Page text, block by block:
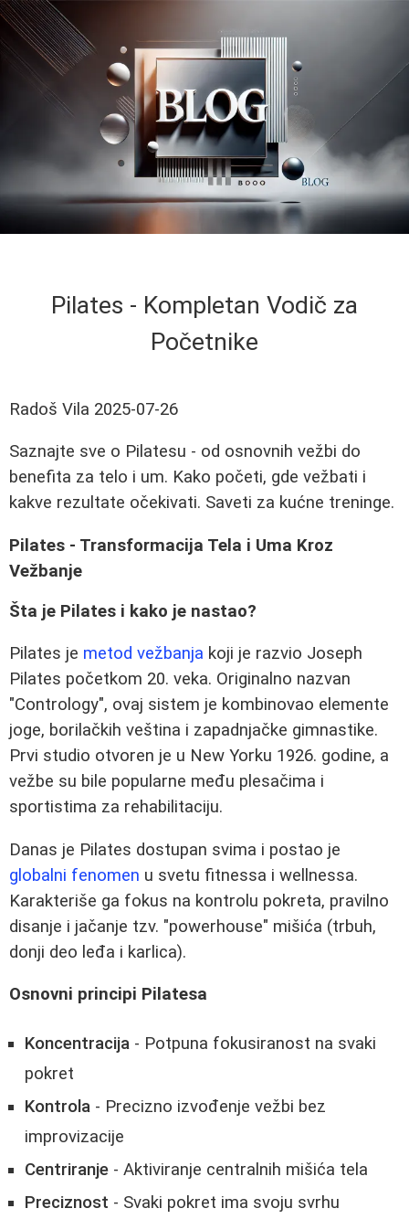
Pilates - Kompletan Vodič za
Početnike
Radoš Vila 2025-07-26
Saznajte sve o Pilatesu - od osnovnih vežbi do
benefita za telo i um. Kako početi, gde vežbati i
kakve rezultate očekivati. Saveti za kućne treninge.
Pilates - Transformacija Tela i Uma Kroz
Vežbanje
Šta je Pilates i kako je nastao?
Pilates je metod vežbanja koji je razvio Joseph
Pilates početkom 20. veka. Originalno nazvan
"Contrology", ovaj sistem je kombinovao elemente
joge, borilačkih veština i zapadnjačke gimnastike.
Prvi studio otvoren je u New Yorku 1926. godine, a
vežbe su bile popularne među plesačima i
sportistima za rehabilitaciju.
Danas je Pilates dostupan svima i postao je
globalni fenomen u svetu fitnessa i wellnessa.
Karakteriše ga fokus na kontrolu pokreta, pravilno
disanje i jačanje tzv. "powerhouse" mišića (trbuh,
donji deo leđa i karlica).
Osnovni principi Pilatesa
Koncentracija - Potpuna fokusiranost na svaki
pokret
Kontrola - Precizno izvođenje vežbi bez
improvizacije
Centriranje - Aktiviranje centralnih mišića tela
Preciznost - Svaki pokret ima svoju svrhu